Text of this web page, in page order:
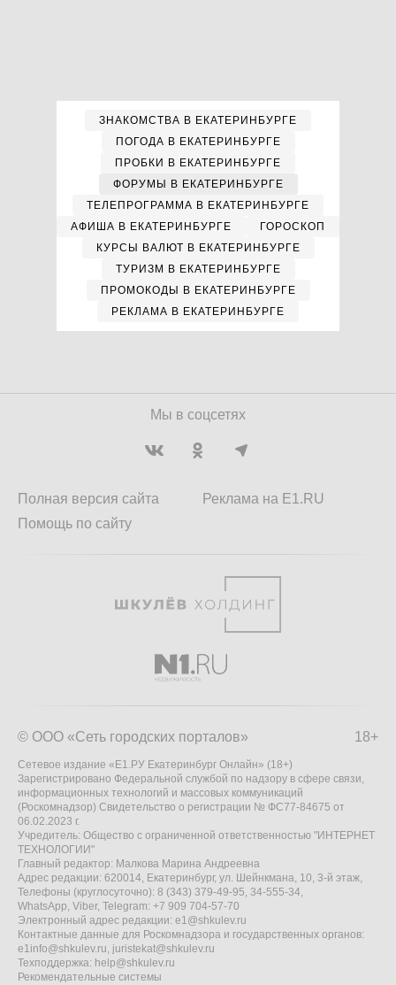
ЗНАКОМСТВА В ЕКАТЕРИНБУРГЕ
ПОГОДА В ЕКАТЕРИНБУРГЕ
ПРОБКИ В ЕКАТЕРИНБУРГЕ
ФОРУМЫ В ЕКАТЕРИНБУРГЕ
ТЕЛЕПРОГРАММА В ЕКАТЕРИНБУРГЕ
АФИША В ЕКАТЕРИНБУРГЕ
ГОРОСКОП
КУРСЫ ВАЛЮТ В ЕКАТЕРИНБУРГЕ
ТУРИЗМ В ЕКАТЕРИНБУРГЕ
ПРОМОКОДЫ В ЕКАТЕРИНБУРГЕ
РЕКЛАМА В ЕКАТЕРИНБУРГЕ
Мы в соцсетях
Полная версия сайта
Помощь по сайту
Реклама на E1.RU
18+
© ООО «Сеть городских порталов»
Сетевое издание «Е1.РУ Екатеринбург Онлайн» (18+)
Зарегистрировано Федеральной службой по надзору в сфере связи,
информационных технологий и массовых коммуникаций
(Роскомнадзор) Свидетельство о регистрации № ФС77-84675 от
06.02.2023 г.
Учредитель: Общество с ограниченной ответственностью "ИНТЕРНЕТ
ТЕХНОЛОГИИ"
Главный редактор: Малкова Марина Андреевна
Адрес редакции: 620014, Екатеринбург, ул. Шейнкмана, 10, 3-й этаж,
Телефоны (круглосуточно): 8 (343) 379-49-95, 34-555-34,
WhatsApp, Viber, Telegram: +7 909 704-57-70
Электронный адрес редакции: e1@shkulev.ru
Контактные данные для Роскомнадзора и государственных органов:
e1info@shkulev.ru, juristekat@shkulev.ru
Техподдержка: help@shkulev.ru
Рекомендательные системы